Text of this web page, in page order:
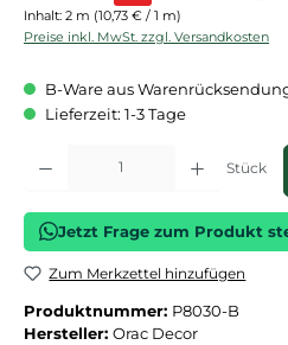
Inhalt: 2 m (10,73 € / 1 m)
Preise inkl. MwSt. zzgl. Versandkosten
B-Ware aus
Lieferzeit: 1-3 Tage
Produkt Anzahl: Gib den gewünschten
Stück
Jetzt Frage zum Produkt
Zum Merkzettel hinzufügen
Produktnummer: P8030-B
Hersteller: Orac Decor